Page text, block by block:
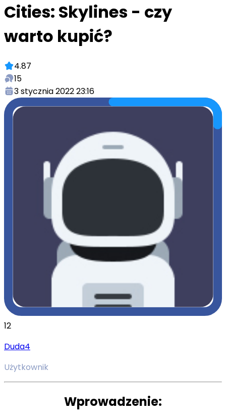
Cities: Skylines - czy
warto kupić?
4.87
15
3 stycznia 2022 23:16
12
Duda4
Użytkownik
Wprowadzenie: